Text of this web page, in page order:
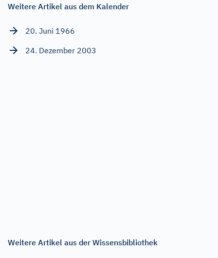
Weitere Artikel aus dem Kalender
20. Juni 1966
24. Dezember 2003
Weitere Artikel aus der Wissensbibliothek